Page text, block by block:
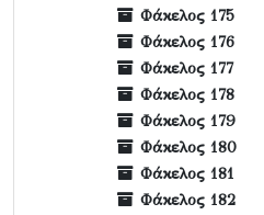
Φάκελος 175
Φάκελος 176
Φάκελος 177
Φάκελος 178
Φάκελος 179
Φάκελος 180
Φάκελος 181
Φάκελος 182